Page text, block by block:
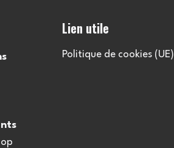
Lien utile
Politique de cookies (UE)